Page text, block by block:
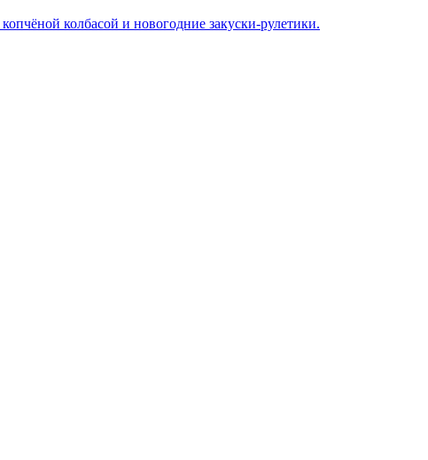
колбасой и новогодние закуски-рулетики.